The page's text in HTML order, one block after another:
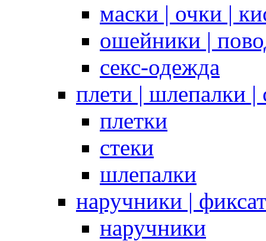
маски | очки |
ошейники |
секс-одежда
плети | шлепалки |
плетки
стеки
шлепалки
наручники |
наручники